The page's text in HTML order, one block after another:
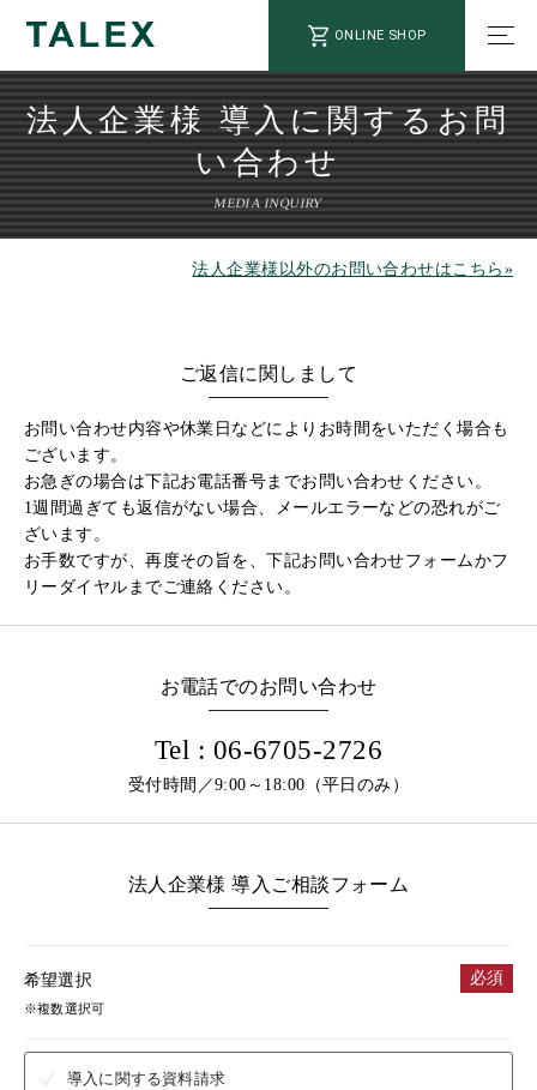
ONLINE SHOP
法人企業様 導入に関するお問
い合わせ
MEDIA INQUIRY
法人企業様以外のお問い合わせはこちら»
ご返信に関しまして
お問い合わせ内容や休業日などによりお時間をいただく場合も
ございます。
お急ぎの場合は下記お電話番号までお問い合わせください。
1週間過ぎても返信がない場合、メールエラーなどの恐れがご
ざいます。
お手数ですが、再度その旨を、下記お問い合わせフォームかフ
リーダイヤルまでご連絡ください。
お電話でのお問い合わせ
Tel : 06-6705-2726
受付時間／9:00～18:00（平日のみ）
法人企業様 導入ご相談フォーム
希望選択 必須
※複数選択可
導入に関する資料請求